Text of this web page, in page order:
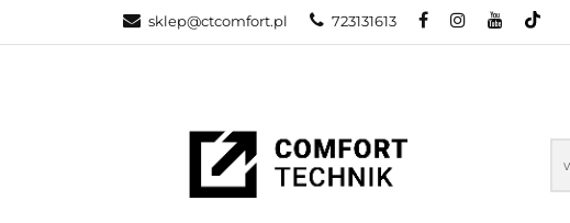
sklep@ctcomfort.pl 723131613
NAMIOTY DACHOWE